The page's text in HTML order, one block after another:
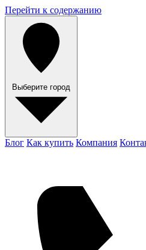
Перейти к содержанию
Выберите город
Блог Как купить Компания